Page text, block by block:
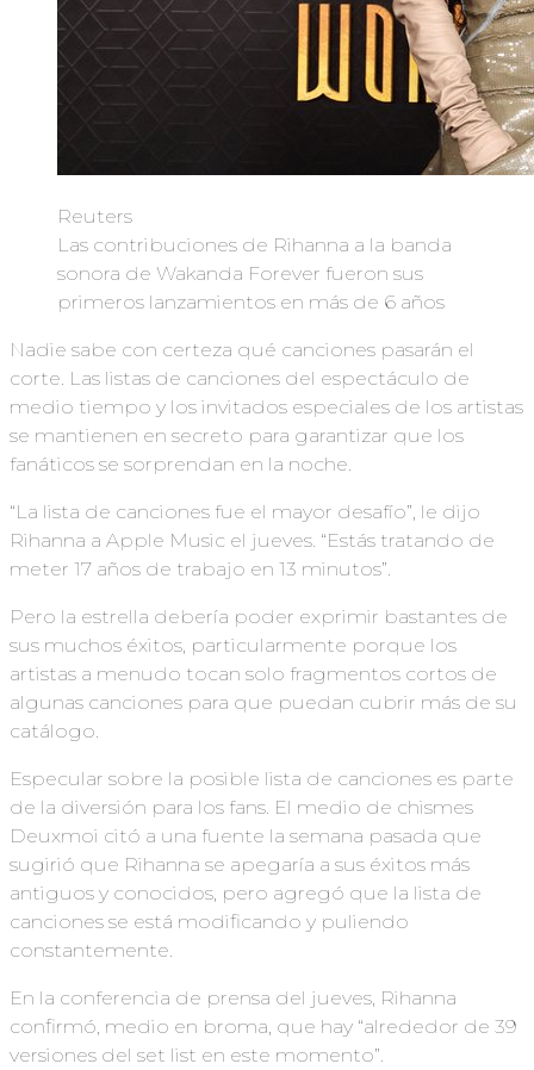
Reuters
Las contribuciones de Rihanna a la banda
sonora de Wakanda Forever fueron sus
primeros lanzamientos en más de 6 años
Nadie sabe con certeza qué canciones pasarán el
corte. Las listas de canciones del espectáculo de
medio tiempo y los invitados especiales de los artistas
se mantienen en secreto para garantizar que los
fanáticos se sorprendan en la noche.
“La lista de canciones fue el mayor desafío”, le dijo
Rihanna a Apple Music el jueves. “Estás tratando de
meter 17 años de trabajo en 13 minutos”.
Pero la estrella debería poder exprimir bastantes de
sus muchos éxitos, particularmente porque los
artistas a menudo tocan solo fragmentos cortos de
algunas canciones para que puedan cubrir más de su
catálogo.
Especular sobre la posible lista de canciones es parte
de la diversión para los fans. El medio de chismes
Deuxmoi citó a una fuente la semana pasada que
sugirió que Rihanna se apegaría a sus éxitos más
antiguos y conocidos, pero agregó que la lista de
canciones se está modificando y puliendo
constantemente.
En la conferencia de prensa del jueves, Rihanna
confirmó, medio en broma, que hay “alrededor de 39
versiones del set list en este momento”.